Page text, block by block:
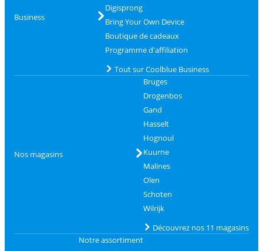
Business
Digisprong
Bring Your Own Device
Boutique de cadeaux
Programme d'affiliation
Tout sur Coolblue Business
Nos magasins
Bruges
Drogenbos
Gand
Hasselt
Hognoul
Kuurne
Malines
Olen
Schoten
Wilrijk
Découvrez nos 11 magasins
Notre assortiment